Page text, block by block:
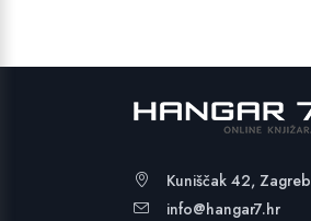
Kuniščak 42, Zagreb
info@hangar7.hr